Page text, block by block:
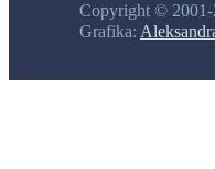
Copyright © 2001-
Grafika: